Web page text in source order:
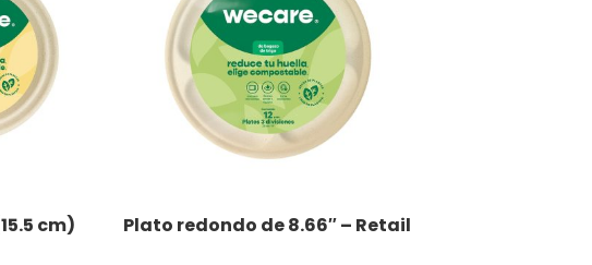
cm) LEER MÁS
Plato redondo de 8.66″ – Retail